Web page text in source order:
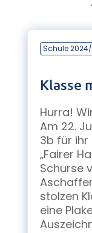
Schule
Klasse
Hurra!
Am 22.
3b für ihr
„Fairer
Schurse
stolzen
eine